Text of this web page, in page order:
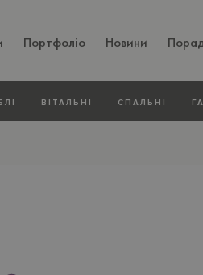
Портфоліо Новини
ВIТАЛЬНI СПАЛЬНІ